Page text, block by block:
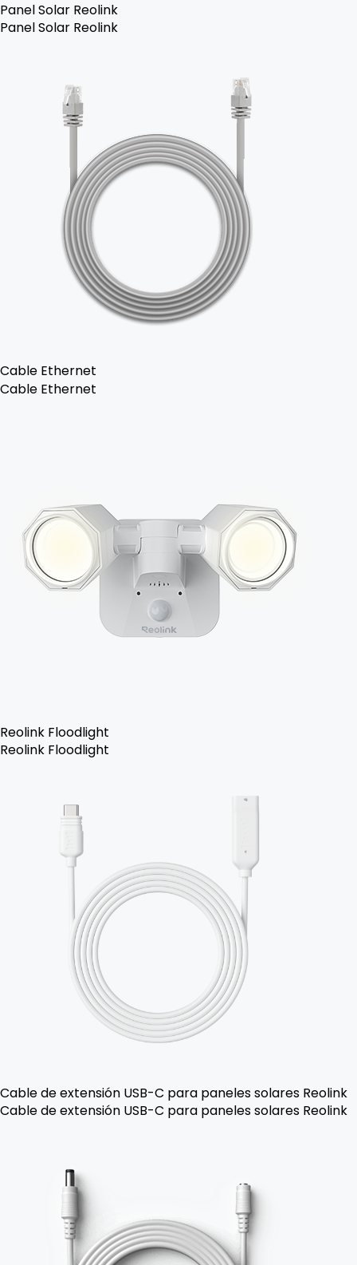
Panel Solar Reolink
Panel Solar Reolink
Cable Ethernet
Cable Ethernet
Reolink Floodlight
Reolink Floodlight
Cable de extensión USB-C para paneles solares Reolink
Cable de extensión USB-C para paneles solares Reolink